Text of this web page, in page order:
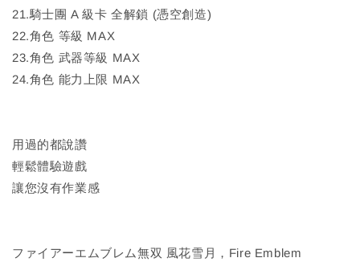
21.騎士團 A 級卡 全解鎖 (憑空創造)
22.角色 等級 MAX
23.角色 武器等級 MAX
24.角色 能力上限 MAX
用過的都說讚
輕鬆體驗遊戲
讓您沒有作業感
ファイアーエムブレム無双 風花雪月，Fire Emblem